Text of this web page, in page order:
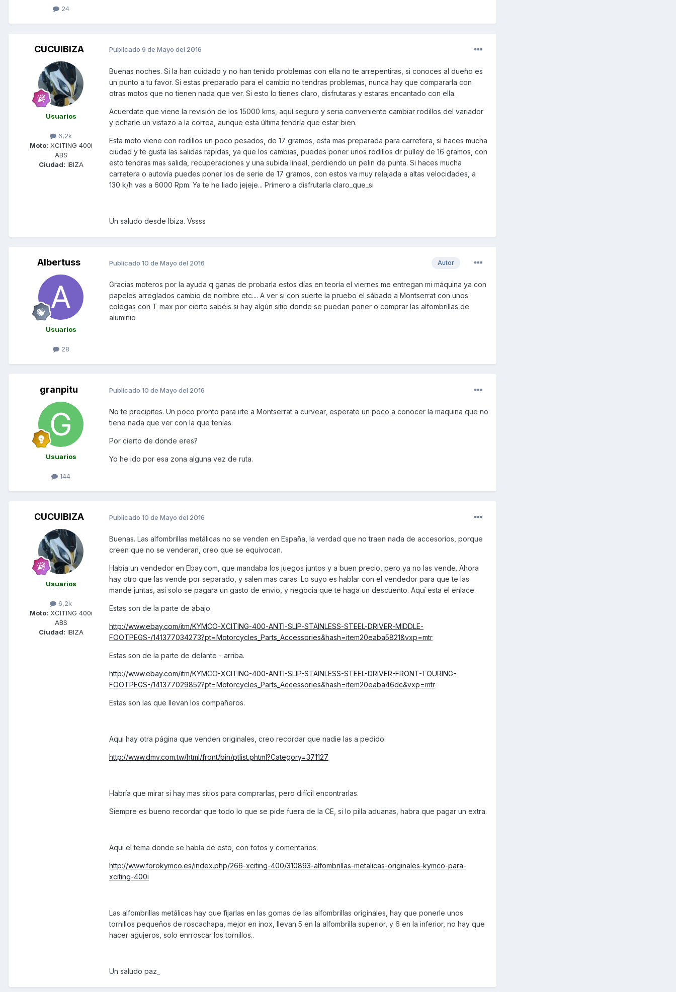
24
CUCUIBIZA
Usuarios
6,2k
Moto: XCITING 400i
ABS
Ciudad: IBIZA
Publicado 9 de Mayo del 2016
Buenas noches. Si la han cuidado y no han tenido problemas con ella no te arrepentiras, si conoces al dueño es
un punto a tu favor. Si estas preparado para el cambio no tendras problemas, nunca hay que compararla con
otras motos que no tienen nada que ver. Si esto lo tienes claro, disfrutaras y estaras encantado con ella.
Acuerdate que viene la revisión de los 15000 kms, aquí seguro y seria conveniente cambiar rodillos del variador
y echarle un vistazo a la correa, aunque esta última tendría que estar bien.
Esta moto viene con rodillos un poco pesados, de 17 gramos, esta mas preparada para carretera, si haces mucha
ciudad y te gusta las salidas rapidas, ya que los cambias, puedes poner unos rodillos dr pulley de 16 gramos, con
esto tendras mas salida, recuperaciones y una subida lineal, perdiendo un pelin de punta. Si haces mucha
carretera o autovía puedes poner los de serie de 17 gramos, con estos va muy relajada a altas velocidades, a
130 k/h vas a 6000 Rpm. Ya te he liado jejeje... Primero a disfrutarla claro_que_si
Un saludo desde Ibiza. Vssss
Albertuss
Usuarios
28
Autor
Publicado 10 de Mayo del 2016
Gracias moteros por la ayuda q ganas de probarla estos días en teoría el viernes me entregan mi máquina ya con
papeles arreglados cambio de nombre etc.... A ver si con suerte la pruebo el sábado a Montserrat con unos
colegas con T max por cierto sabéis si hay algún sitio donde se puedan poner o comprar las alfombrillas de
aluminio
granpitu
Usuarios
144
Publicado 10 de Mayo del 2016
No te precipites. Un poco pronto para irte a Montserrat a curvear, esperate un poco a conocer la maquina que no
tiene nada que ver con la que tenias.
Por cierto de donde eres?
Yo he ido por esa zona alguna vez de ruta.
CUCUIBIZA
Usuarios
6,2k
Moto: XCITING 400i
ABS
Ciudad: IBIZA
Publicado 10 de Mayo del 2016
Buenas. Las alfombrillas metálicas no se venden en España, la verdad que no traen nada de accesorios, porque
creen que no se venderan, creo que se equivocan.
Había un vendedor en Ebay.com, que mandaba los juegos juntos y a buen precio, pero ya no las vende. Ahora
hay otro que las vende por separado, y salen mas caras. Lo suyo es hablar con el vendedor para que te las
mande juntas, asi solo se pagara un gasto de envio, y negocia que te haga un descuento. Aquí esta el enlace.
Estas son de la parte de abajo.
http://www.ebay.com/itm/KYMCO-XCITING-400-ANTI-SLIP-STAINLESS-STEEL-DRIVER-MIDDLE-
FOOTPEGS-/141377034273?pt=Motorcycles_Parts_Accessories&hash=item20eaba5821&vxp=mtr
Estas son de la parte de delante - arriba.
http://www.ebay.com/itm/KYMCO-XCITING-400-ANTI-SLIP-STAINLESS-STEEL-DRIVER-FRONT-TOURING-
FOOTPEGS-/141377029852?pt=Motorcycles_Parts_Accessories&hash=item20eaba46dc&vxp=mtr
Estas son las que llevan los compañeros.
Aqui hay otra página que venden originales, creo recordar que nadie las a pedido.
http://www.dmv.com.tw/html/front/bin/ptlist.phtml?Category=371127
Habría que mirar si hay mas sitios para comprarlas, pero difícil encontrarlas.
Siempre es bueno recordar que todo lo que se pide fuera de la CE, si lo pilla aduanas, habra que pagar un extra.
Aqui el tema donde se habla de esto, con fotos y comentarios.
http://www.forokymco.es/index.php/266-xciting-400/310893-alfombrillas-metalicas-originales-kymco-para-
xciting-400i
Las alfombrillas metálicas hay que fijarlas en las gomas de las alfombrillas originales, hay que ponerle unos
tornillos pequeños de roscachapa, mejor en inox, llevan 5 en la alfombrilla superior, y 6 en la inferior, no hay que
hacer agujeros, solo enrroscar los tornillos..
Un saludo paz_